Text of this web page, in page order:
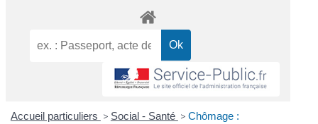
Accueil particuliers > Social - Santé > Chômage :